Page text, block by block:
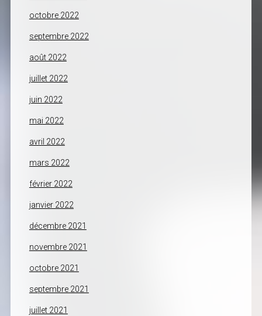
octobre 2022
septembre 2022
août 2022
juillet 2022
juin 2022
mai 2022
avril 2022
mars 2022
février 2022
janvier 2022
décembre 2021
novembre 2021
octobre 2021
septembre 2021
juillet 2021